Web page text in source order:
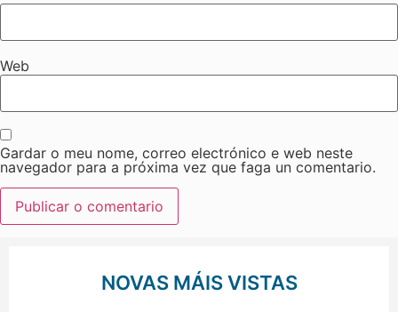
Web
Gardar o meu nome, correo electrónico e web neste
navegador para a próxima vez que faga un comentario.
NOVAS MÁIS VISTAS